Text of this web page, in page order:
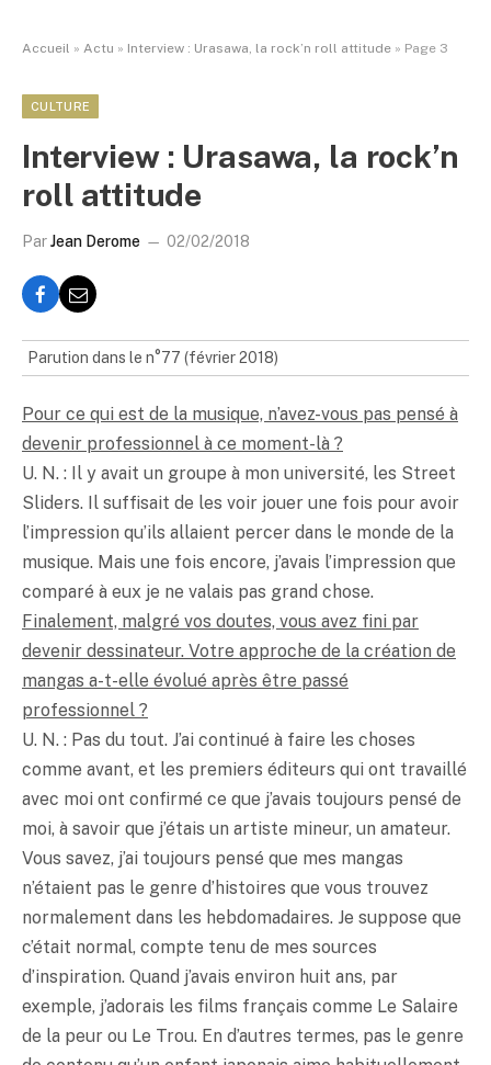
Accueil » Actu » Interview : Urasawa, la rock’n roll attitude » Page 3
CULTURE
Interview : Urasawa, la rock’n
roll attitude
ParJean Derome 02/02/2018
Parution dans le n°77 (février 2018)
Pour ce qui est de la musique, n’avez-vous pas pensé à
devenir professionnel à ce moment-là ?
U. N. : Il y avait un groupe à mon université, les Street
Sliders. Il suffisait de les voir jouer une fois pour avoir
l’impression qu’ils allaient percer dans le monde de la
musique. Mais une fois encore, j’avais l’impression que
comparé à eux je ne valais pas grand chose.
Finalement, malgré vos doutes, vous avez fini par
devenir dessinateur. Votre approche de la création de
mangas a-t-elle évolué après être passé
professionnel ?
U. N. : Pas du tout. J’ai continué à faire les choses
comme avant, et les premiers éditeurs qui ont travaillé
avec moi ont confirmé ce que j’avais toujours pensé de
moi, à savoir que j’étais un artiste mineur, un amateur.
Vous savez, j’ai toujours pensé que mes mangas
n’étaient pas le genre d’histoires que vous trouvez
normalement dans les hebdomadaires. Je suppose que
c’était normal, compte tenu de mes sources
d’inspiration. Quand j’avais environ huit ans, par
exemple, j’adorais les films français comme Le Salaire
de la peur ou Le Trou. En d’autres termes, pas le genre